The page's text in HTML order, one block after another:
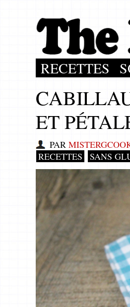
RECETTES
ET
PAR
RECETTES
SANS